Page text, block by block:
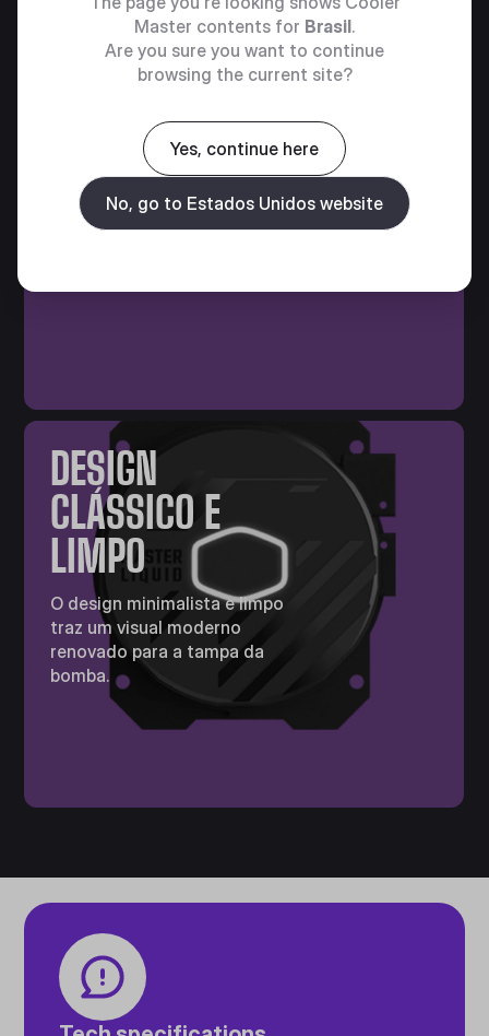
VENTOINHA DE
120MM
Uma ventoinha de 120mm
aprimorada oferece
desempenho ideal para o
radiador.
DESIGN
CLÁSSICO E
LIMPO
O design minimalista e limpo
traz um visual moderno
renovado para a tampa da
bomba.
Master contents for Brasil.
Are you sure you want to continue
browsing the current site?
Yes, continue here
No, go to Estados Unidos website